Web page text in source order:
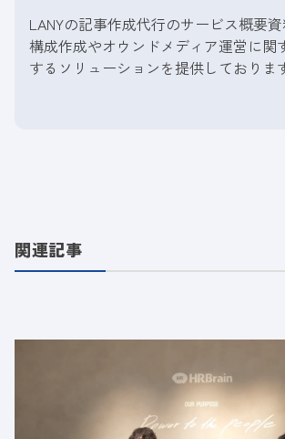
LANYの記事作成代行のサービス概要
構成作成やオウンドメディア運営に関
するソリューションを提供しておりま
関連記事